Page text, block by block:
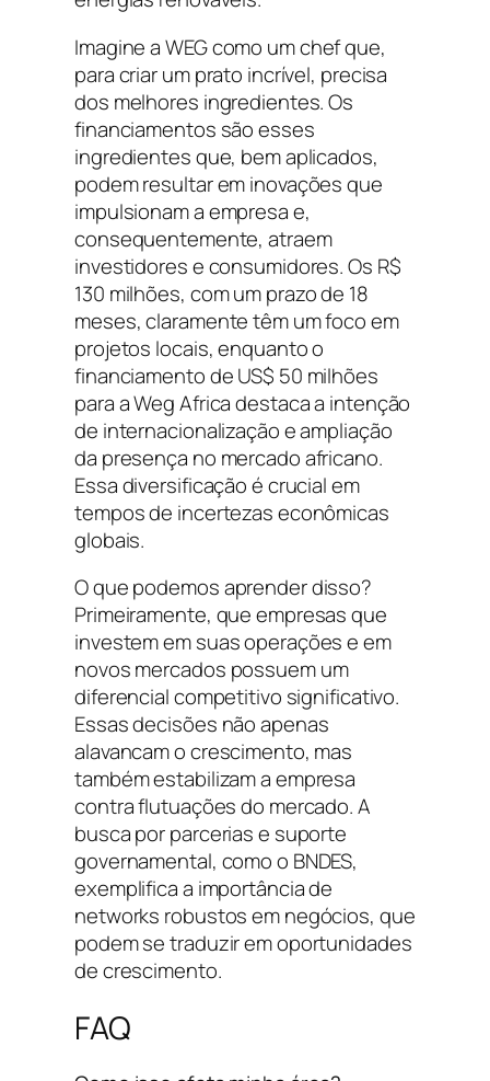
Imagine a WEG como um chef que,
para criar um prato incrível, precisa
dos melhores ingredientes. Os
financiamentos são esses
ingredientes que, bem aplicados,
podem resultar em inovações que
impulsionam a empresa e,
consequentemente, atraem
investidores e consumidores. Os R$
130 milhões, com um prazo de 18
meses, claramente têm um foco em
projetos locais, enquanto o
financiamento de US$ 50 milhões
para a Weg Africa destaca a intenção
de internacionalização e ampliação
da presença no mercado africano.
Essa diversificação é crucial em
tempos de incertezas econômicas
globais.
O que podemos aprender disso?
Primeiramente, que empresas que
investem em suas operações e em
novos mercados possuem um
diferencial competitivo significativo.
Essas decisões não apenas
alavancam o crescimento, mas
também estabilizam a empresa
contra flutuações do mercado. A
busca por parcerias e suporte
governamental, como o BNDES,
exemplifica a importância de
networks robustos em negócios, que
podem se traduzir em oportunidades
de crescimento.
FAQ